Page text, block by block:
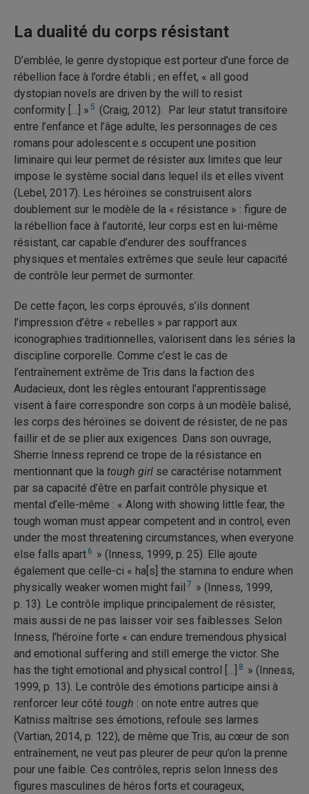
La dualité du corps résistant
D’emblée, le genre dystopique est porteur d’une force de
rébellion face à l’ordre établi ; en effet, « all good
dystopian novels are driven by the will to resist
conformity […]
» 5 (Craig, 2012). Par leur statut transitoire
entre l’enfance et l’âge adulte, les personnages de ces
romans pour adolescent.e.s occupent une position
liminaire qui leur permet de résister aux limites que leur
impose le système social dans lequel ils et elles vivent
(Lebel, 2017). Les héroïnes se construisent alors
doublement sur le modèle de la « résistance » : figure de
la rébellion face à l’autorité, leur corps est en lui-même
résistant, car capable d’endurer des souffrances
physiques et mentales extrêmes que seule leur capacité
de contrôle leur permet de surmonter.
De cette façon, les corps éprouvés, s’ils donnent
l’impression d’être « rebelles » par rapport aux
iconographies traditionnelles, valorisent dans les séries la
discipline corporelle. Comme c’est le cas de
l’entraînement extrême de Tris dans la faction des
Audacieux, dont les règles entourant l’apprentissage
visent à faire correspondre son corps à un modèle balisé,
les corps des héroïnes se doivent de résister, de ne pas
faillir et de se plier aux exigences. Dans son ouvrage,
Sherrie Inness reprend ce trope de la résistance en
mentionnant que la tough girl se caractérise notamment
par sa capacité d’être en parfait contrôle physique et
mental d’elle-même : « Along with showing little fear, the
tough woman must appear competent and in control, even
under the most threatening circumstances, when everyone
else falls apart 6 » (Inness, 1999, p. 25). Elle ajoute
également que celle-ci « ha[s] the stamina to endure when
physically weaker women might fail 7 » (Inness, 1999,
p. 13). Le contrôle implique principalement de résister,
mais aussi de ne pas laisser voir ses faiblesses. Selon
Inness, l’héroïne forte « can endure tremendous physical
and emotional suffering and still emerge the victor. She
has the tight emotional and physical control […]
8 » (Inness,
1999, p. 13). Le contrôle des émotions participe ainsi à
renforcer leur côté tough : on note entre autres que
Katniss maîtrise ses émotions, refoule ses larmes
(Vartian, 2014, p. 122), de même que Tris, au cœur de son
entraînement, ne veut pas pleurer de peur qu’on la prenne
pour une faible. Ces contrôles, repris selon Inness des
figures masculines de héros forts et courageux,